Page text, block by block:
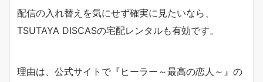
配信の入れ替えを気にせず確実に見たいなら、
TSUTAYA DISCASの宅配レンタルも有効です。
理由は、公式サイトで『ヒーラー～最高の恋人～』の